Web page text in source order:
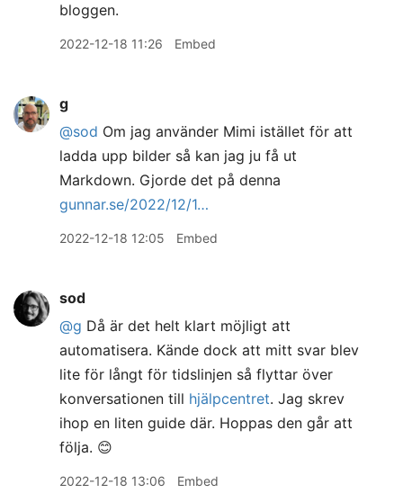
bloggen.
2022-12-18 11:26 Embed
g
@sod Om jag använder Mimi istället för att
ladda upp bilder så kan jag ju få ut
Markdown. Gjorde det på denna
gunnar.se/2022/12/1…
2022-12-18 12:05 Embed
sod
@g Då är det helt klart möjligt att
automatisera. Kände dock att mitt svar blev
lite för långt för tidslinjen så flyttar över
konversationen till hjälpcentret. Jag skrev
ihop en liten guide där. Hoppas den går att
följa. 😊
2022-12-18 13:06 Embed